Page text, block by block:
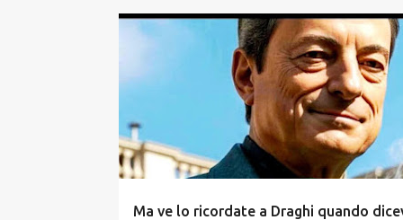
Ma ve lo ricordate a Draghi quando
GOSSIP MEME NEWS
SCIENZA SCUOLA E DIDATTICA